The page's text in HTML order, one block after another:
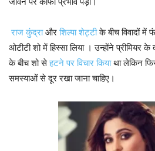
राज कुंद्राऔरशिल्पा शेट्टीके बीच विवादों में
ओटीटी शो में हिस्सा लिया । उन्होंने प्रीमियर के
के बीच शो सेहटने पर विचार कियाथा लेकिन
समस्याओं से दूर रखा जाना चाहिए।